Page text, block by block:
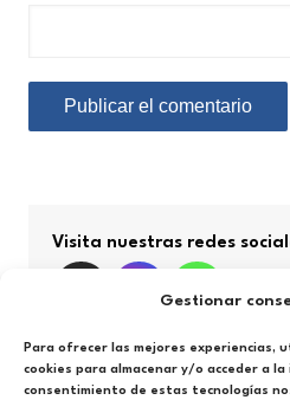
Gestionar
Para ofrecer las mejores experiencias,
cookies para almacenar y/o acceder a
consentimiento de estas tecnologías
Visita nuestras redes